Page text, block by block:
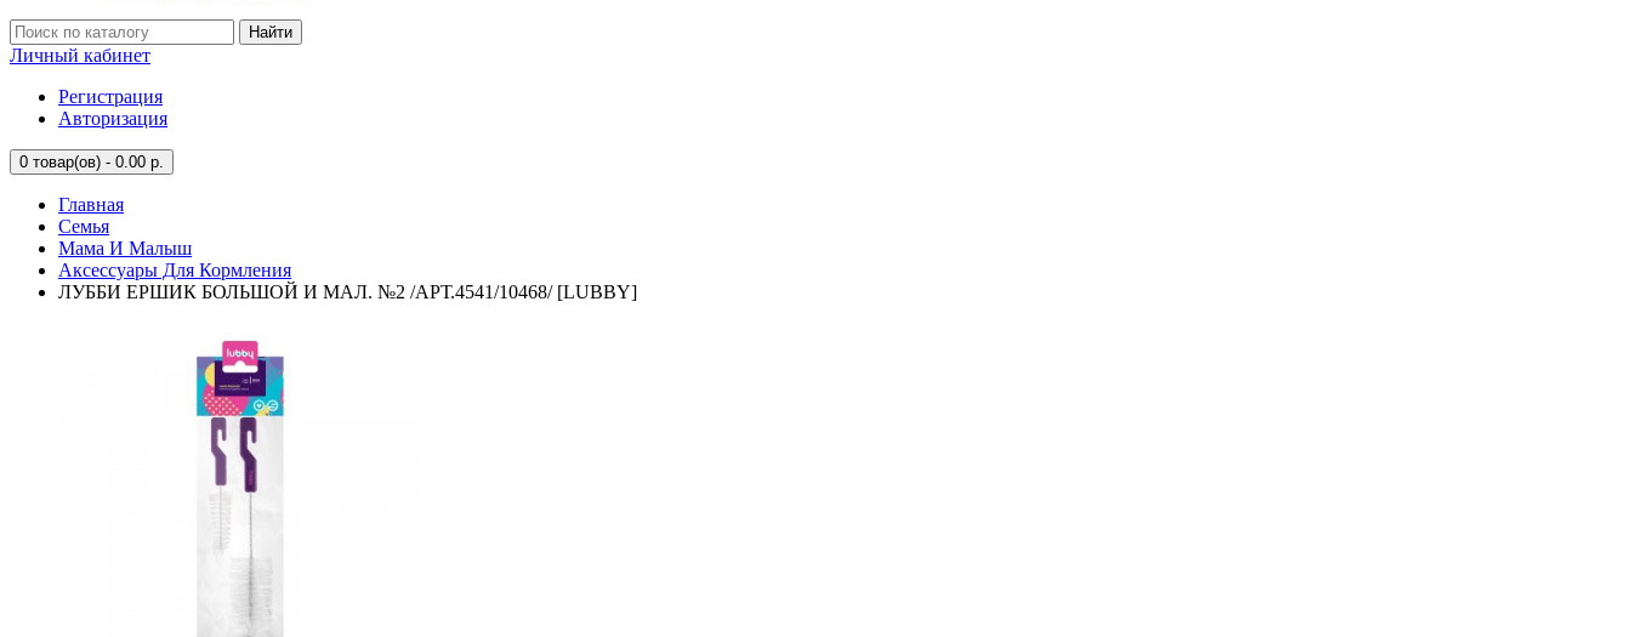
Найти
Личный кабинет
Регистрация
Авторизация
0 товар(ов) - 0.00 р.
Главная
Семья
Мама И Малыш
Аксессуары Для Кормления
ЛУББИ ЕРШИК БОЛЬШОЙ И МАЛ. №2 /АРТ.4541/10468/ [LUBBY]